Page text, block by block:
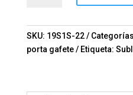
gafete
Mod.
22
SKU: 19S1S-22
porta gafete
Etiqueta: